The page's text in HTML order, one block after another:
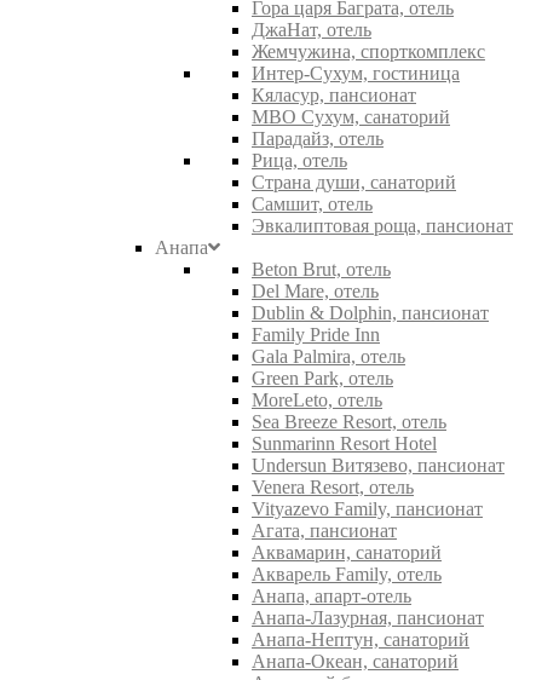
Гора царя Баграта, отель
ДжаНат, отель
Жемчужина, спорткомплекс
Интер-Сухум, гостиница
Кяласур, пансионат
МВО Сухум, санаторий
Парадайз, отель
Рица, отель
Страна души, санаторий
Самшит, отель
Эвкалиптовая роща, пансионат
Анапа
Beton Brut, отель
Del Mare, отель
Dublin & Dolphin, пансионат
Family Pride Inn
Gala Palmira, отель
Green Park, отель
MoreLeto, отель
Sea Breeze Resort, отель
Sunmarinn Resort Hotel
Undersun Витязево, пансионат
Venera Resort, отель
Vityazevo Family, пансионат
Агата, пансионат
Аквамарин, санаторий
Акварель Family, отель
Анапа, апарт-отель
Анапа-Лазурная, пансионат
Анапа-Нептун, санаторий
Анапа-Океан, санаторий